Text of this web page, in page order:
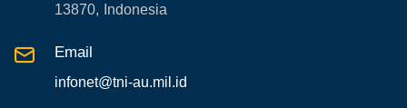
13870, Indonesia
Email
infonet@tni-au.mil.id